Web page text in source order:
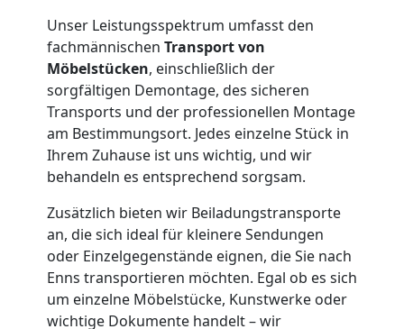
Unser Leistungsspektrum umfasst den
fachmännischen Transport von
Möbelstücken, einschließlich der
sorgfältigen Demontage, des sicheren
Transports und der professionellen Montage
am Bestimmungsort. Jedes einzelne Stück in
Ihrem Zuhause ist uns wichtig, und wir
behandeln es entsprechend sorgsam.
Zusätzlich bieten wir Beiladungstransporte
an, die sich ideal für kleinere Sendungen
oder Einzelgegenstände eignen, die Sie nach
Enns transportieren möchten. Egal ob es sich
um einzelne Möbelstücke, Kunstwerke oder
wichtige Dokumente handelt – wir
Traun
Fernumzug
Traun
Firmenumzug
Traun